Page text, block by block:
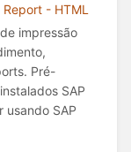
- HTML
impressão
Pré-
SAP
usando SAP